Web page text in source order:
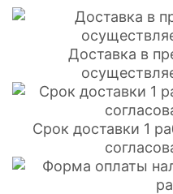
Доставка в
Срок доставки 1